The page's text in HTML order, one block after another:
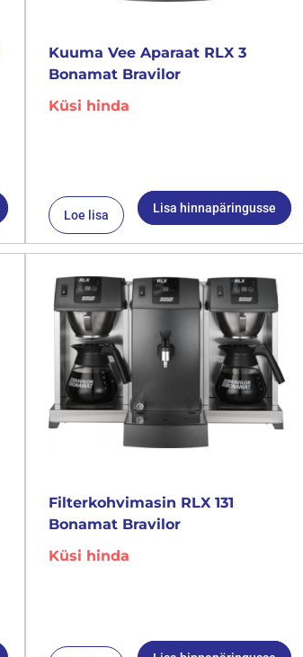
Kuuma Vee Aparaat RLX 3
Bonamat Bravilor
Küsi hinda
Loe lisa Lisa hinnapäringusse
Filterkohvimasin RLX 131
Bonamat Bravilor
Küsi hinda